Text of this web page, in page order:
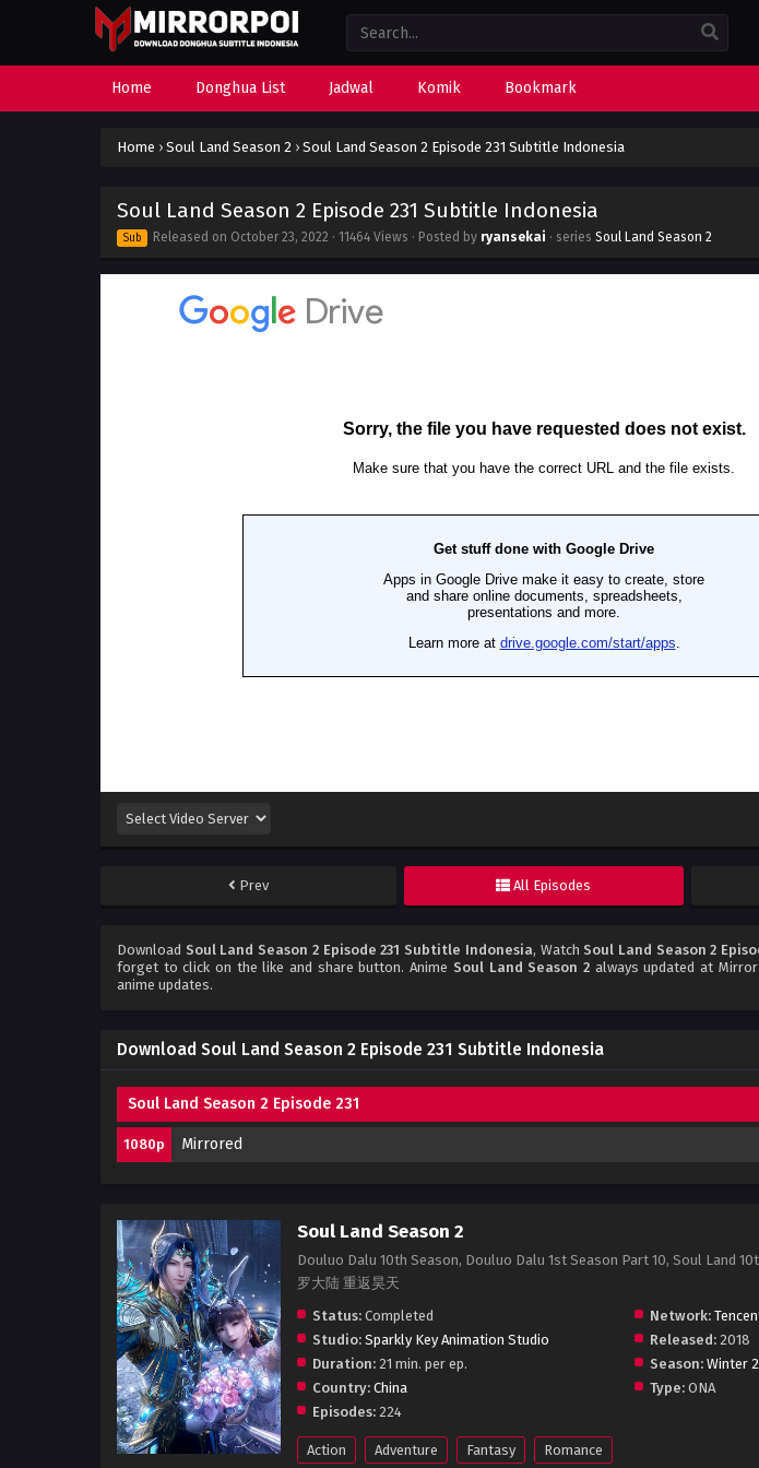
Home Donghua List Jadwal Komik Bookmark
Home › Soul Land Season 2 › Soul Land Season 2 Episode 231 Subtitle Indonesia
Soul Land Season 2 Episode 231 Subtitle Indonesia
Sub Released on October 23, 2022 · 11464 Views · Posted by ryansekai · series Soul Land Season 2
Prev All Episodes
Download Soul Land Season 2 Episode 231 Subtitle Indonesia, Watch Soul Land Season 2
forget to click on the like and share button. Anime Soul Land Season 2always updated at
anime updates.
Download Soul Land Season 2 Episode 231 Subtitle Indonesia
Soul Land Season 2 Episode 231
1080p Mirrored
Soul Land Season 2
Douluo Dalu 10th Season, Douluo Dalu 1st Season Part 10, Soul Land
罗大陆 重返昊天
Status: Completed Network:
Studio: Sparkly Key Animation Studio Released:2018
Duration: 21 min. per ep. Season: Winter
Country: China Type:ONA
Episodes: 224
Action Adventure Fantasy Romance